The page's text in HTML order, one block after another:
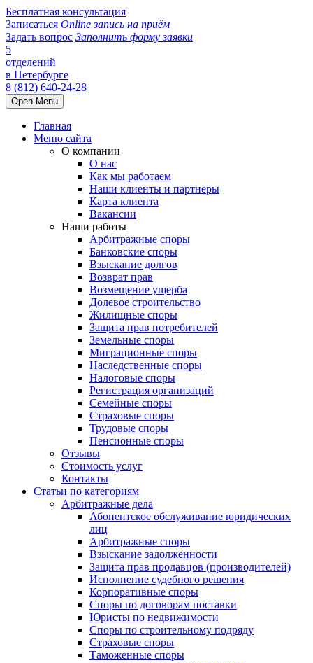
Бесплатная консультация
Записаться Online запись на приём
Задать вопрос Заполнить форму заявки
5
отделений
в Петербурге
8 (812) 640-24-28
Open Menu
Главная
Меню сайта
О компании
О нас
Как мы работаем
Наши клиенты и партнеры
Карта клиента
Вакансии
Наши работы
Арбитражные споры
Банковские споры
Взыскание долгов
Возврат прав
Возмещение ущерба
Долевое строительство
Жилищные споры
Защита прав потребителей
Земельные споры
Миграционные споры
Наследственные споры
Налоговые споры
Регистрация организаций
Семейные споры
Страховые споры
Трудовые споры
Пенсионные споры
Отзывы
Стоимость услуг
Контакты
Статьи по категориям
Арбитражные дела
Абонентское обслуживание юридических
лиц
Арбитражные споры
Взыскание задолженности
Защита прав продавцов (производителей)
Исполнение судебного решения
Корпоративные споры
Споры по договорам поставки
Юристы по недвижимости
Споры по строительному подряду
Страховые споры
Таможенные споры